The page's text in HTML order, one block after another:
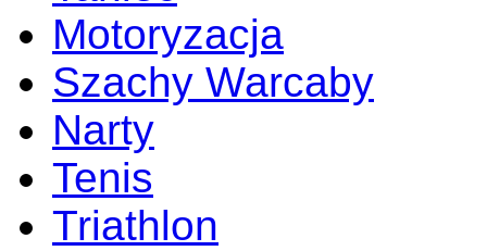
Motoryzacja
Szachy Warcaby
Narty
Tenis
Triathlon